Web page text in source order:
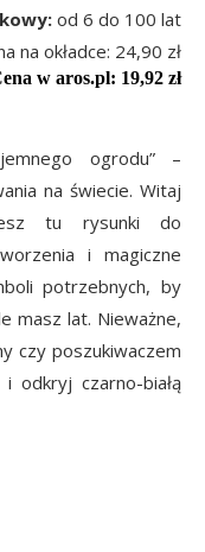
od 6 do 100 lat
na okładce: 24,90 zł
w aros.pl: 19,92 zł
ogrodu” –
na świecie. Witaj
tu rysunki do
i magiczne
potrzebnych, by
masz lat. Nieważne,
czy poszukiwaczem
odkryj czarno-białą